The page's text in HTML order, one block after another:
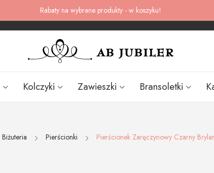
Rabaty na wybrane produkty - w koszyku!
Kolczyki Zawieszki Bransoletki
Biżuteria Pierścionki Pierścionek Zaręczynowy Czarny